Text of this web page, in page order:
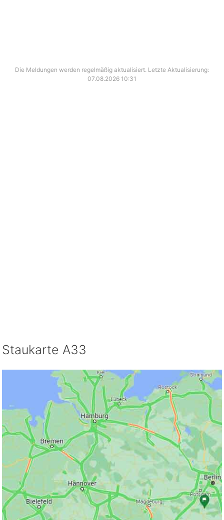
Die Meldungen werden regelmäßig aktualisiert. Letzte Aktualisierung:
07.08.2026 10:31
Staukarte A33